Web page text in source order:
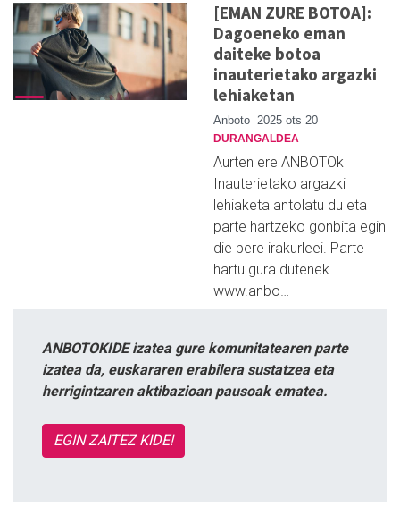
[EMAN ZURE BOTOA]:
Dagoeneko eman
daiteke botoa
inauterietako argazki
lehiaketan
Anboto 2025 ots 20
DURANGALDEA
Aurten ere ANBOTOk
Inauterietako argazki
lehiaketa antolatu du eta
parte hartzeko gonbita egin
die bere irakurleei. Parte
hartu gura dutenek
www.anbo…
ANBOTOKIDE izatea gure komunitatearen parte
izatea da, euskararen erabilera sustatzea eta
herrigintzaren aktibazioan pausoak ematea.
EGIN ZAITEZ KIDE!